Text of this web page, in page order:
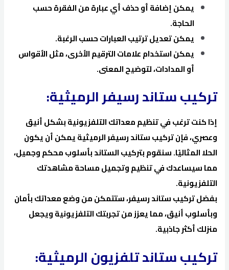
يمكن إضافة أو حذف أي عبارة من الفقرة حسب
الحاجة.
يمكن تعديل ترتيب العبارات حسب الرغبة.
يمكن استخدام علامات الترقيم الأخرى، مثل الأقواس
أو المدادات، لتوضيح المعنى.
تركيب ستاند رسيفر الرميثية:
إذا كنت ترغب في تنظيم معداتك التلفزيونية بشكل أنيق
وعصري، فإن تركيب ستاند رسيفر الرميثية يمكن أن يكون
الحلا المثاليًا. سنقوم بتركيب الستاند بأسلوب محكم وجميل،
مما سيساعدك في تنظيم وتجميل مساحة مشاهدتك
التلفزيونية.
بفضل تركيب ستاند رسيفر، ستتمكن من وضع معداتك بأمان
وبأسلوب أنيق، مما يعزز من تجربتك التلفزيونية ويجعل
منزلك أكثر جاذبية.
تركيب ستاند تلفزيون الرميثية: